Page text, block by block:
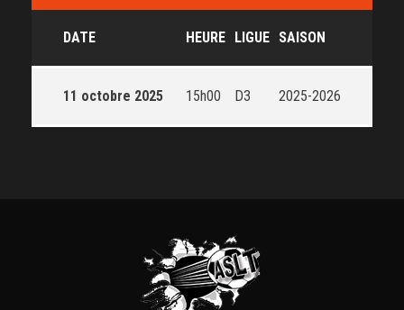
DATE HEURE LIGUE SAISON
11 octobre 2025 15h00 D3 2025-2026